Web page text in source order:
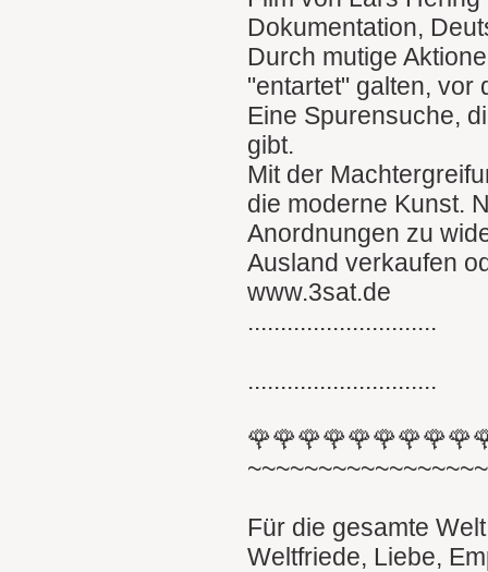
Dokumentation,
Durch mutige
"entartet" galten, vor
Eine Spurensuche,
gibt.
Mit der
die moderne Kunst.
Anordnungen zu
Ausland verkaufen
www.3sat.de
.............................
.............................
Für die gesamte
Weltfriede, Liebe,